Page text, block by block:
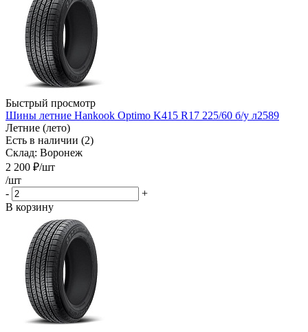
Быстрый просмотр
Шины летние Hankook Optimo K415 R17 225/60 б/у л2589
Летние (лето)
Есть в наличии (2)
Склад: Воронеж
2 200 ₽/шт
/шт
-
+
В корзину